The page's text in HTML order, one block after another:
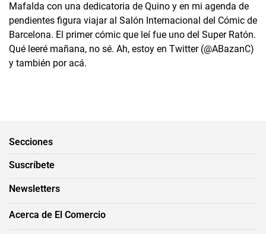
Mafalda con una dedicatoria de Quino y en mi agenda de
pendientes figura viajar al Salón Internacional del Cómic de
Barcelona. El primer cómic que leí fue uno del Super Ratón.
Qué leeré mañana, no sé. Ah, estoy en Twitter (@ABazanC)
y también por acá.
Secciones
Suscríbete
Newsletters
Acerca de El Comercio